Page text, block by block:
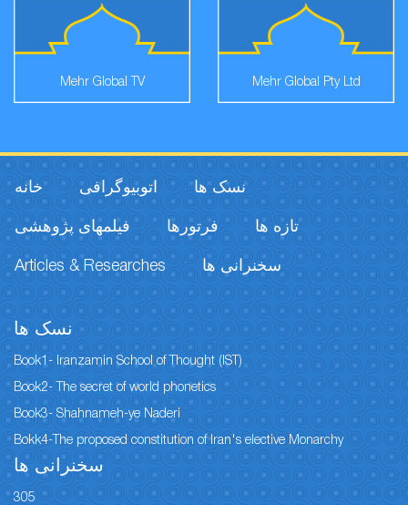
Mehr Global TV Mehr Global Pty Ltd
خانه اتوبیوگرافی نسک ها
فیلمهای پژوهشی فرتورها تازه ها
Articles & Researches سخنرانی ها
نسک ها
Book1- Iranzamin School of Thought (IST)
Book2- The secret of world phonetics
Book3- Shahnameh-ye Naderi
Bokk4-The proposed constitution of Iran's elective Monarchy
سخنرانی ها
305